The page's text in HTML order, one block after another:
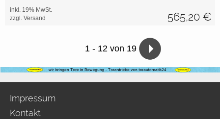
inkl. 19% MwSt.
zzgl. Versand
565,20 €
1 - 12 von 19
Impressum
Kontakt